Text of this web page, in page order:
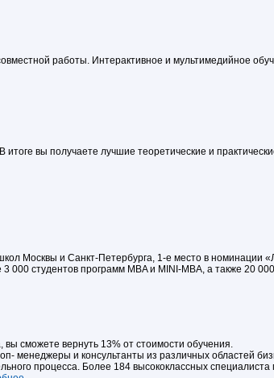
работы. Интерактивное и мультимедийное
вы получаете лучшие теоретические и
Москвы и Санкт-Петербурга, 1-е место в номинации
студентов программ MBA и MINI-MBA, а также 20
сможете вернуть 13% от стоимости обучения.
менеджеры и консультанты из различных областей
процесса. Более 184 высококлассных специалиста